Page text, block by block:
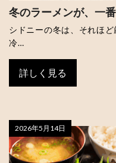
冬のラーメンが、一
シドニーの冬は、それほ
冷…
詳しく見る
2026年5月14日